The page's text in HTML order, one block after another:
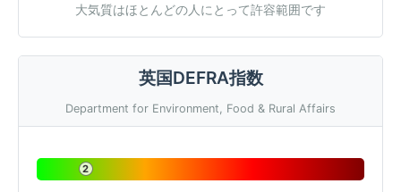
大気質はほとんどの人にとって許容範囲です
英国DEFRA指数
Department for Environment, Food & Rural Affairs
2